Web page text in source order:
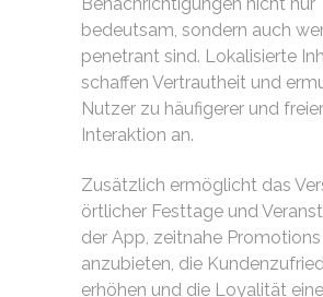
bedeutsam, sondern auch
penetrant sind. Lokalisierte
schaffen Vertrautheit und
Nutzer zu häufigerer und
Interaktion an.
Zusätzlich ermöglicht das
örtlicher Festtage und
der App, zeitnahe Promotions
anzubieten, die
erhöhen und die Loyalität